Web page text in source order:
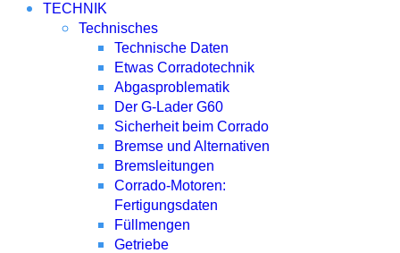
TECHNIK
Technisches
Technische Daten
Etwas Corradotechnik
Abgasproblematik
Der G-Lader G60
Sicherheit beim Corrado
Bremse und Alternativen
Bremsleitungen
Corrado-Motoren:
Fertigungsdaten
Füllmengen
Getriebe